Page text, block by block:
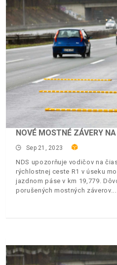
NOVÉ MOSTNÉ ZÁVERY
Sep 21, 2023
NDS upozorňuje vodičov na
rýchlostnej ceste R1 v úseku
jazdnom páse v km 19,779.
porušených mostných záverov.